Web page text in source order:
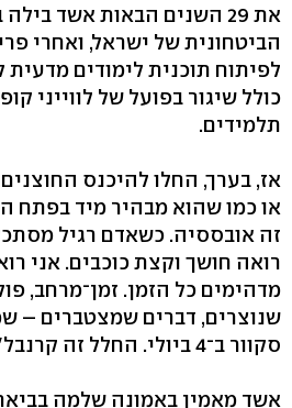
את 29 השנים הבאות אשד
הביטחונית של ישראל, ואחרי
לפיתוח תוכנית לימודים מדעית
כולל שיגור בפועל של לווייני
תלמידים.
אז, בערך, החלו להיכנס
או כמו שהוא מבהיר מיד בפתח
זה אובססיה. כשאדם רגיל
רואה חושך וקצת כוכבים. אני
מדהימים כל הזמן. זמן־מרחב,
שנוצרים, דברים שמצטברים –
סקוור ב־4 ביולי. החלל זה קרנבל".
אשד מאמין באמונה שלמה